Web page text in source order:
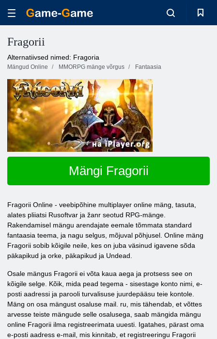
Fragorii
Alternatiivsed nimed: Fragoria
Mängud Online MMORPG mänge võrgus Fantaasia
Mängi Fragorii
Fragorii Online - veebipõhine multiplayer online mäng, tasuta,
alates pliiatsi Rusoftvar ja žanr seotud RPG-mänge.
Rakendamisel mängu arendajate eemale tõmmata standard
fantaasia teema, ja nagu selgus, mõjuval põhjusel. Online mäng
Fragorii sobib kõigile neile, kes on juba väsinud igavene sõda
päkapikud ja orke, päkapikud ja Undead.
Osale mängus Fragorii ei võta kaua aega ja protsess see on
kõigile selge. Kõik, mida pead tegema - sisestage konto nimi, e-
posti aadressi ja parooli turvalisuse juurdepääsu teie kontole.
Mäng on osa mängust osaluse mail. ru, mis tähendab, et võttes
arvesse teiste mängude selle osalusega, saab mängida mängu
online Fragorii ilma registreerimata uuesti. Igatahes, pärast oma
e-posti aadress e-mail, mis kinnitab, et registreeringu Fragorii